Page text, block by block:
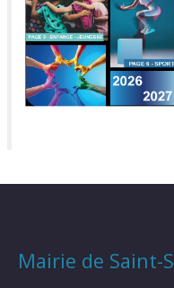
Mairie de Saint-